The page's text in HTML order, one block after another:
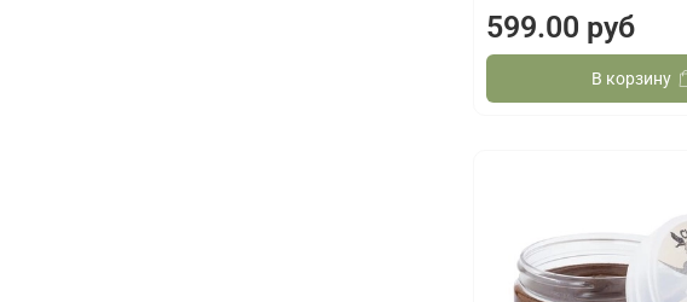
599.00 руб
В корзину